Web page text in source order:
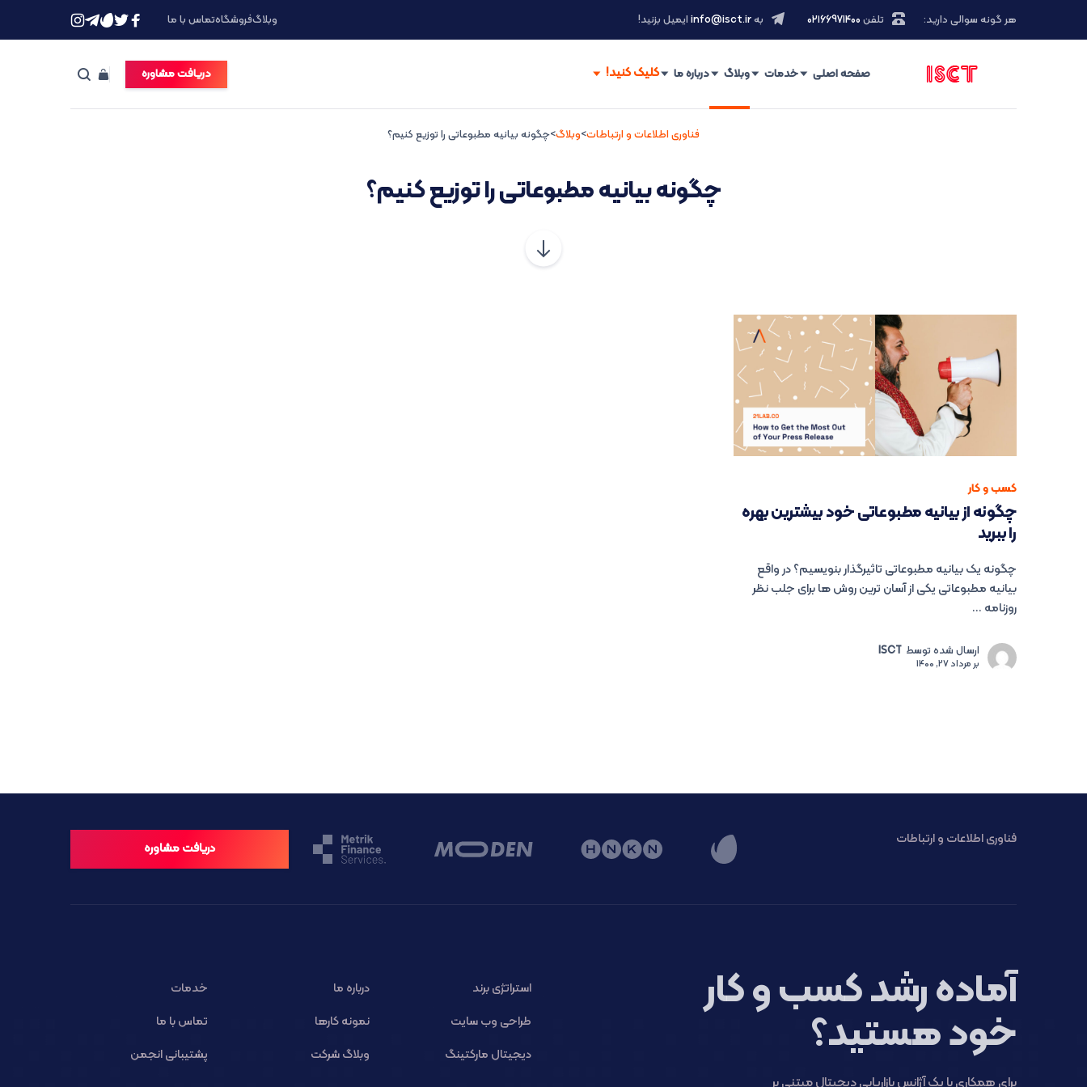
هر گونه سوالی دارید: تلفن ۰۲۱66971400 بهinfo@isct.ir ایمیل بزنید! وبلاگفروشگاهتماس با ما
صفحه اصلی خدمات وبلاگ درباره ما دریافت مشاوره
فناوری اطلاعات و ارتباطات>وبلاگ>چگونه بیانیه مطبوعاتی را توزیع کنیم؟
چگونه بیانیه مطبوعاتی را توزیع کنیم؟
کسب و کار
چگونه از بیانیه مطبوعاتی خود بیشترین بهره
را ببرید
چگونه یک بیانیه مطبوعاتی تاثیرگذار بنویسیم؟ در واقع
بیانیه مطبوعاتی یکی از آسان ترین روش ها برای جلب نظر
روزنامه ...
ارسال شده توسط ISCT
برمرداد 27, 1400
فناوری اطلاعات و ارتباطات
دریافت مشاوره
آماده رشد کسب و کار
خود هستید؟
برای همکاری با یک آژانس بازاریابی دیجیتال مبتنی بر
استراتژی برند درباره ما
خدمات
طراحی وب سایت
نمونه کارها
تماس با ما
دیجیتال مارکتینگ
وبلاگ شرکت پشتیبانی انجمن